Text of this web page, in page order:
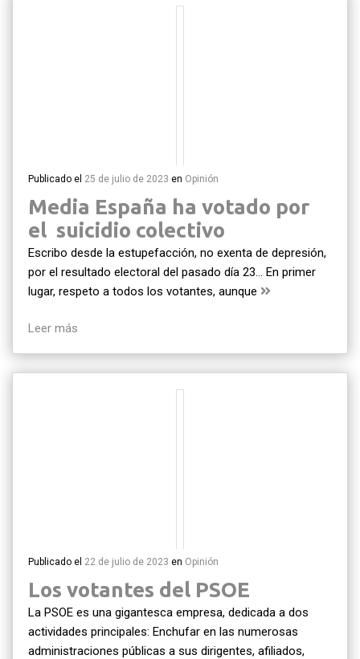
Publicado el 25 de julio de 2023 en Opinión
Media España ha votado por
el suicidio colectivo
Escribo desde la estupefacción, no exenta de depresión,
por el resultado electoral del pasado día 23… En primer
lugar, respeto a todos los votantes, aunque
Leer más
Publicado el 22 de julio de 2023 en Opinión
Los votantes del PSOE
La PSOE es una gigantesca empresa, dedicada a dos
actividades principales: Enchufar en las numerosas
administraciones públicas a sus dirigentes, afiliados,